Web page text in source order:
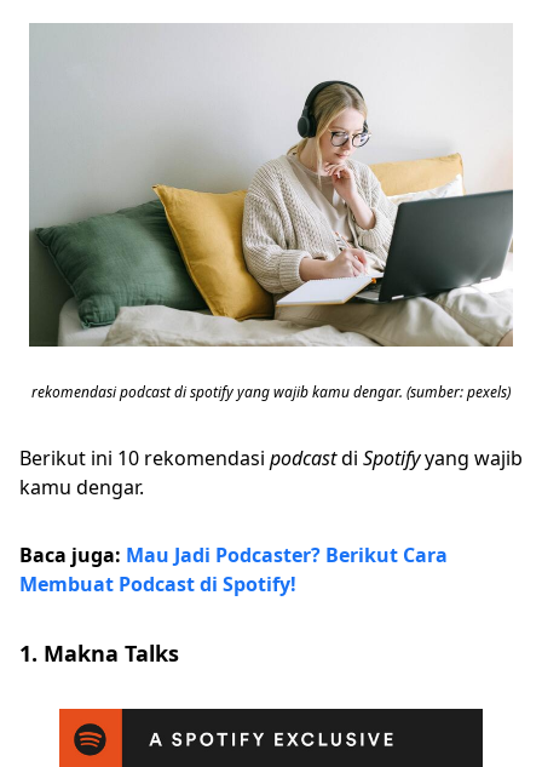
rekomendasi podcast di spotify yang wajib kamu dengar. (sumber: pexels)
Berikut ini 10 rekomendasi podcastdi Spotifyyang wajib
kamu dengar.
Baca juga: Mau Jadi Podcaster? Berikut Cara
Membuat Podcast di Spotify!
1. Makna Talks